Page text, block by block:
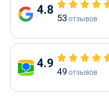
4.8
53 отзывов
4.9
49 отзывов